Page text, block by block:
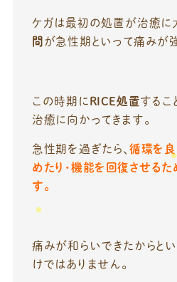
ケガは最初の処置が治癒に
間 が急性期といって痛みが
この時期にRICE処置するこ
治癒に向かってきます。
急性期を過ぎたら、 循環を良
めたり・機能を回復させる
す。
痛みが和らいできたからと
けではありません。